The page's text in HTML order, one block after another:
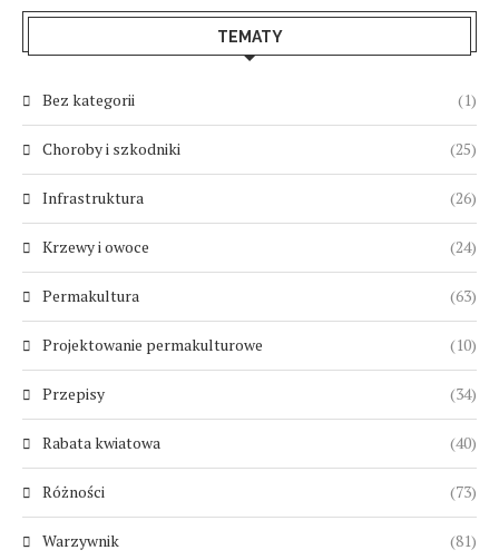
TEMATY
Bez kategorii (1)
Choroby i szkodniki (25)
Infrastruktura (26)
Krzewy i owoce (24)
Permakultura (63)
Projektowanie permakulturowe (10)
Przepisy (34)
Rabata kwiatowa (40)
Różności (73)
Warzywnik (81)